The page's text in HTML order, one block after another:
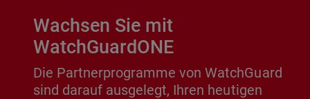
Wachsen Sie mit
WatchGuardONE
Die Partnerprogramme von WatchGuard
sind darauf ausgelegt, Ihren heutigen